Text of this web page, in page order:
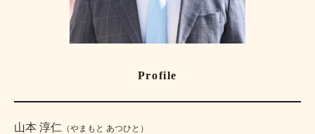
Profile
山本 淳仁 （やまもと あつひと）